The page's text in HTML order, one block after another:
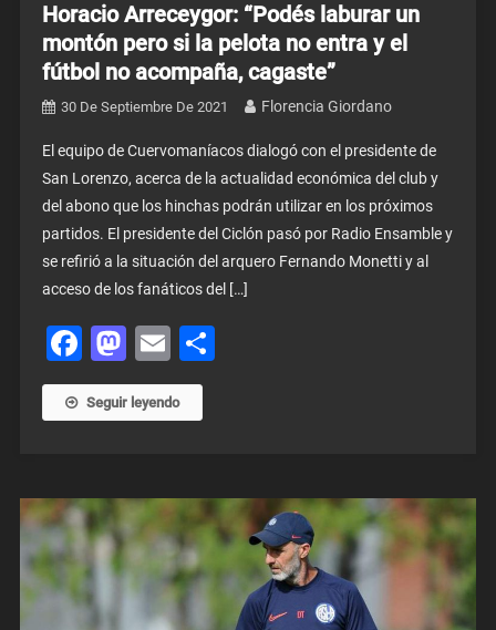
Horacio Arreceygor: “Podés laburar un
montón pero si la pelota no entra y el
fútbol no acompaña, cagaste”
30 De Septiembre De 2021 Florencia Giordano
El equipo de Cuervomaníacos dialogó con el presidente de
San Lorenzo, acerca de la actualidad económica del club y
del abono que los hinchas podrán utilizar en los próximos
partidos. El presidente del Ciclón pasó por Radio Ensamble y
se refirió a la situación del arquero Fernando Monetti y al
acceso de los fanáticos del […]
Facebook
Mastodon
EmailShare
Seguir leyendo